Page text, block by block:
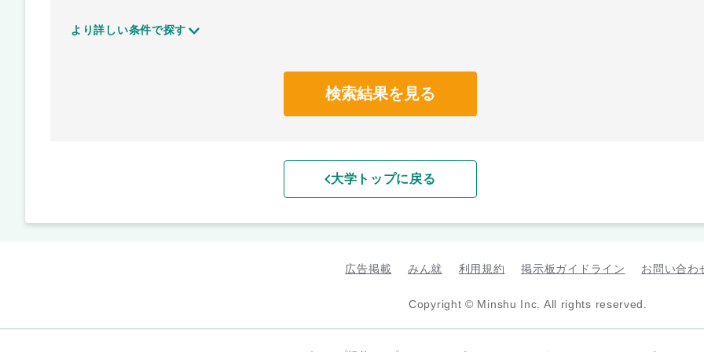
より詳しい条件で探す
検索結果を見る
大学トップに戻る
広告掲載 みん就 利用規約 掲示板ガイドライン お問い合わ
Copyright © Minshu Inc. All rights reserved.